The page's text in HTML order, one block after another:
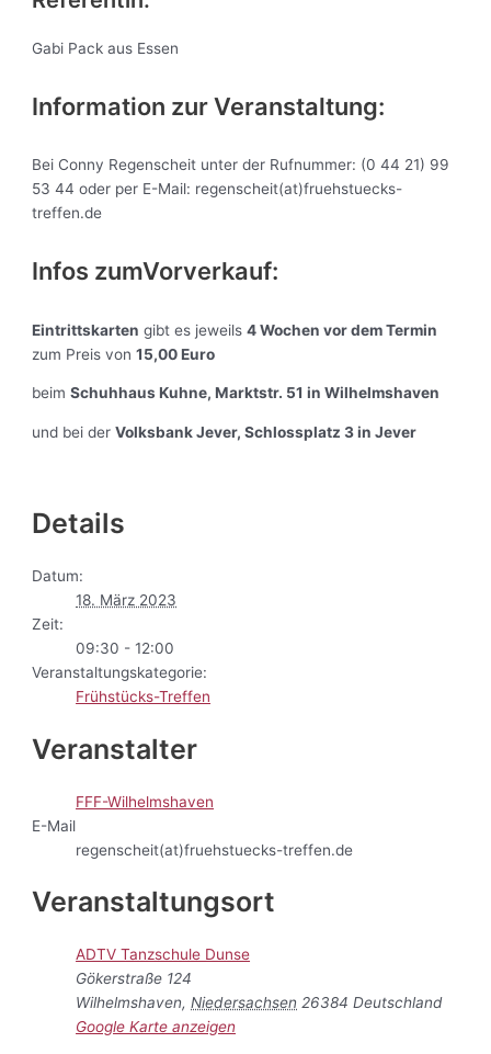
Gabi Pack aus Essen
Information zur Veranstaltung:
Bei Conny Regenscheit unter der Rufnummer: (0 44 21) 99
53 44 oder per E-Mail: regenscheit(at)fruehstuecks-
treffen.de
Infos zumVorverkauf:
Eintrittskarten gibt es jeweils4 Wochen vor dem Termin
zum Preis von15,00 Euro
beimSchuhhaus Kuhne, Marktstr. 51 in Wilhelmshaven
und bei derVolksbank Jever, Schlossplatz 3 in Jever
Details
Datum:
18. März 2023
Zeit:
09:30 - 12:00
Veranstaltungskategorie:
Frühstücks-Treffen
Veranstalter
FFF-Wilhelmshaven
E-Mail
regenscheit(at)fruehstuecks-treffen.de
Veranstaltungsort
ADTV Tanzschule Dunse
Gökerstraße 124
Wilhelmshaven, Niedersachsen 26384 Deutschland
Google Karte anzeigen